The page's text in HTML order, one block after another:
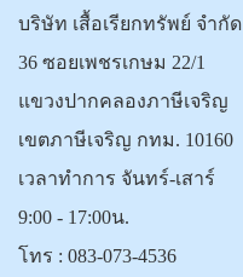
บริษัท เสื้อเรียกทรัพย์ จำกัด
36 ซอยเพชรเกษม 22/1
แขวงปากคลองภาษีเจริญ
เขตภาษีเจริญ กทม. 10160
เวลาทำการ จันทร์-เสาร์
9:00 - 17:00น.
โทร : 083-073-4536